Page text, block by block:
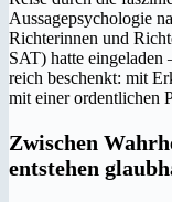
Aussagepsychologie
Richterinnen und
SAT) hatte eingeladen
reich beschenkt: mit
mit einer ordentlichen
Zwischen
entstehen